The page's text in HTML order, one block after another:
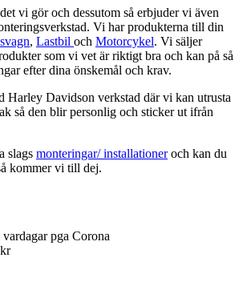
vi gör och dessutom så erbjuder vi även
Vi har produkterna till din
, Lastbil och Motorcykel. Vi säljer
som vi vet är riktigt bra och kan på så
efter dina önskemål och krav.
Harley Davidson verkstad där vi kan utrusta
så den blir personlig och sticker ut ifrån
slags monteringar/ installationeroch kan du
kommer vi till dej.
pga Corona